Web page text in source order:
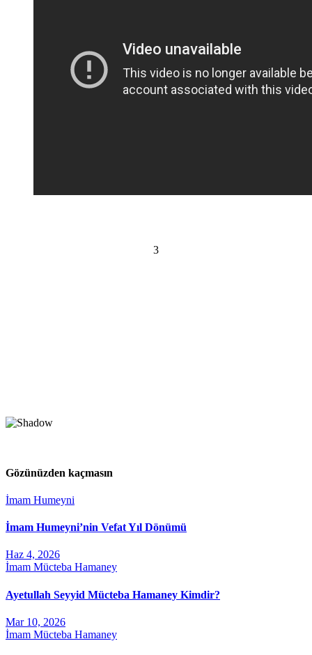
3
Gözünüzden kaçmasın
İmam Humeyni
İmam Humeyni’nin Vefat Yıl Dönümü
Haz 4, 2026
İmam Mücteba Hamaney
Ayetullah Seyyid Mücteba Hamaney Kimdir?
Mar 10, 2026
İmam Mücteba Hamaney